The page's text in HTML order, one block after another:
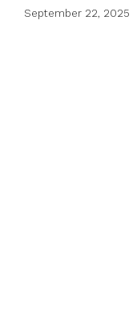
September 22, 2025